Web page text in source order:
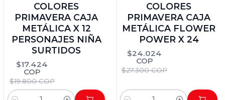
COLORES
PRIMAVERA CAJA
METÁLICA X 12
PERSONAJES NIÑA
SURTIDOS
$17.424
COP
$19.800 COP
COLORES
PRIMAVERA CAJA
METÁLICA FLOWER
POWER X 24
$24.024
COP
$27.300 COP